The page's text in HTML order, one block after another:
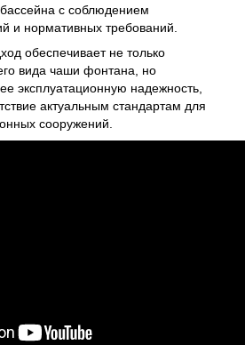
с соблюдением
и нормативных требований.
обеспечивает не только
вида чаши фонтана, но
эксплуатационную надежность,
актуальным стандартам для
сооружений.